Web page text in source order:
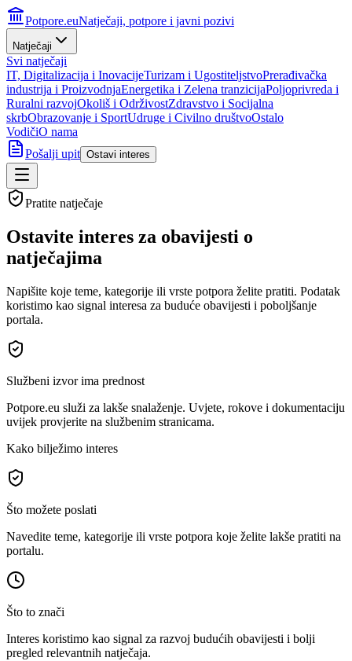
Potpore.euNatječaji, potpore i javni pozivi
Natječaji
Svi natječaji
IT, Digitalizacija i InovacijeTurizam i UgostiteljstvoPrerađivačka
industrija i ProizvodnjaEnergetika i Zelena tranzicijaPoljoprivreda i
Ruralni razvojOkoliš i OdrživostZdravstvo i Socijalna
skrbObrazovanje i SportUdruge i Civilno društvoOstalo
VodičiO nama
Pošalji upit Ostavi interes
Pratite natječaje
Ostavite interes za obavijesti o
natječajima
Napišite koje teme, kategorije ili vrste potpora želite pratiti. Podatak
koristimo kao signal interesa za buduće obavijesti i poboljšanje
portala.
Službeni izvor ima prednost
Potpore.eu služi za lakše snalaženje. Uvjete, rokove i dokumentaciju
uvijek provjerite na službenim stranicama.
Kako bilježimo interes
Što možete poslati
Navedite teme, kategorije ili vrste potpora koje želite lakše pratiti na
portalu.
Što to znači
Interes koristimo kao signal za razvoj budućih obavijesti i bolji
pregled relevantnih natječaja.